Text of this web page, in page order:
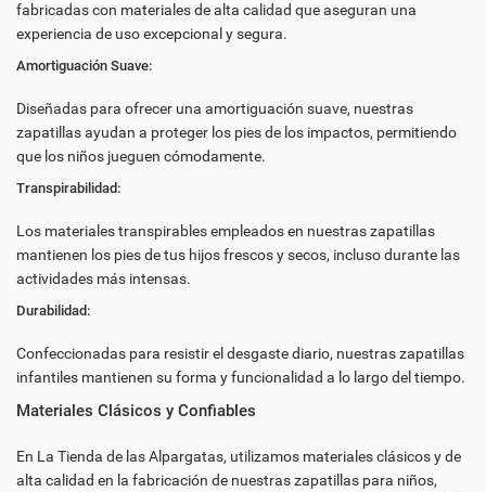
fabricadas con materiales de alta calidad que aseguran una
experiencia de uso excepcional y segura.
Amortiguación Suave:
Diseñadas para ofrecer una amortiguación suave, nuestras
zapatillas ayudan a proteger los pies de los impactos, permitiendo
que los niños jueguen cómodamente.
Transpirabilidad:
Los materiales transpirables empleados en nuestras zapatillas
mantienen los pies de tus hijos frescos y secos, incluso durante las
actividades más intensas.
Durabilidad:
Confeccionadas para resistir el desgaste diario, nuestras zapatillas
infantiles mantienen su forma y funcionalidad a lo largo del tiempo.
Materiales Clásicos y Confiables
En La Tienda de las Alpargatas, utilizamos materiales clásicos y de
alta calidad en la fabricación de nuestras zapatillas para niños,
MY WISHLISTS
((MODALTITLE))
((CONFIRMMESSAGE))
((TITLE))
INICIAR SESIÓN
LISTA DE DESEOS.